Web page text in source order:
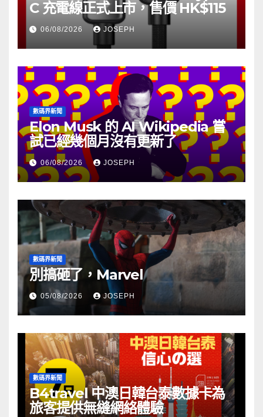
C 充電線正式上市，售價 HK$115
06/08/2026 JOSEPH
數碼界新聞
Elon Musk 的 AI Wikipedia 嘗
試已經幾個月沒有更新了
06/08/2026 JOSEPH
數碼界新聞
別搞砸了，Marvel
05/08/2026 JOSEPH
數碼界新聞
B4travel 中澳日韓台泰數據卡為
旅客提供無縫網絡體驗